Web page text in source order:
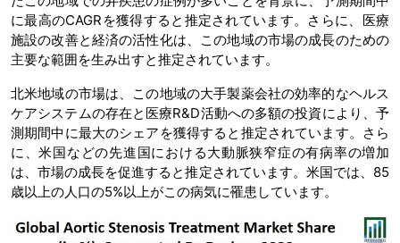
に最高のCAGRを獲得すると推定されています。さらに、医療
施設の改善と経済の活性化は、この地域の市場の成長のための
主要な範囲を生み出すと推定されています。
北米地域の市場は、この地域の大手製薬会社の効率的なヘルス
ケアシステムの存在と医療R&D活動への多額の投資により、予
測期間中に最大のシェアを獲得すると推定されています。さら
に、米国などの先進国における大動脈狭窄症の有病率の増加
は、市場の成長を促進すると推定されています。米国では、85
歳以上の人口の5%以上がこの病気に罹患しています。